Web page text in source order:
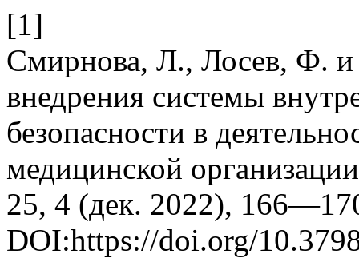
[1]
Смирнова, Л., Лосев, Ф.
внедрения системы
безопасности в
медицинской
25, 4 (дек. 2022),
DOI:https://doi.org/